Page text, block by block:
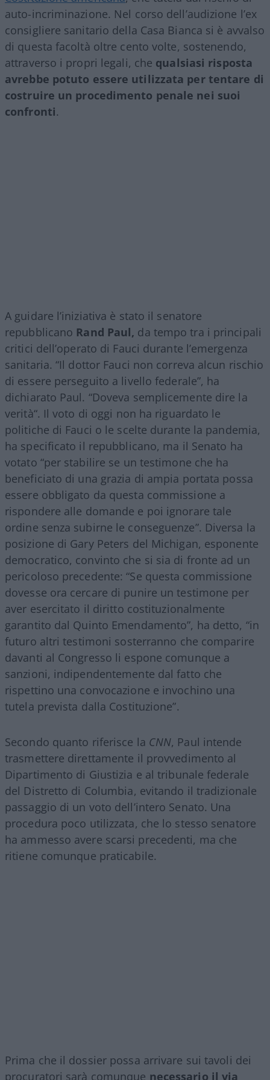
auto-incriminazione. Nel corso dell’audizione l’ex
consigliere sanitario della Casa Bianca si è avvalso
di questa facoltà oltre cento volte, sostenendo,
attraverso i propri legali, che qualsiasi risposta
avrebbe potuto essere utilizzata per tentare di
costruire un procedimento penale nei suoi
confronti.
A guidare l’iniziativa è stato il senatore
repubblicano Rand Paul, da tempo tra i principali
critici dell’operato di Fauci durante l’emergenza
sanitaria. “Il dottor Fauci non correva alcun rischio
di essere perseguito a livello federale”, ha
dichiarato Paul. “Doveva semplicemente dire la
verità“. Il voto di oggi non ha riguardato le
politiche di Fauci o le scelte durante la pandemia,
ha specificato il repubblicano, ma il Senato ha
votato “per stabilire se un testimone che ha
beneficiato di una grazia di ampia portata possa
essere obbligato da questa commissione a
rispondere alle domande e poi ignorare tale
ordine senza subirne le conseguenze”. Diversa la
posizione di Gary Peters del Michigan, esponente
democratico, convinto che si sia di fronte ad un
pericoloso precedente: “Se questa commissione
dovesse ora cercare di punire un testimone per
aver esercitato il diritto costituzionalmente
garantito dal Quinto Emendamento”, ha detto, “in
futuro altri testimoni sosterranno che comparire
davanti al Congresso li espone comunque a
sanzioni, indipendentemente dal fatto che
rispettino una convocazione e invochino una
tutela prevista dalla Costituzione”.
Secondo quanto riferisce la CNN, Paul intende
trasmettere direttamente il provvedimento al
Dipartimento di Giustizia e al tribunale federale
del Distretto di Columbia, evitando il tradizionale
passaggio di un voto dell’intero Senato. Una
procedura poco utilizzata, che lo stesso senatore
ha ammesso avere scarsi precedenti, ma che
ritiene comunque praticabile.
Prima che il dossier possa arrivare sui tavoli dei
procuratori sarà comunque necessario il via